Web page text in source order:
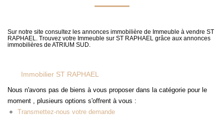
MON COMPTE
EN
Sur notre site consultez les annonces immobilière de Immeuble à vendre ST
RAPHAEL. Trouvez votre Immeuble sur ST RAPHAEL grâce aux annonces
immobilières de ATRIUM SUD.
Immobilier ST RAPHAEL
Nous n'avons pas de biens à vous proposer dans la catégorie pour le
moment , plusieurs options s'offrent à vous :
Transmettez-nous votre demande